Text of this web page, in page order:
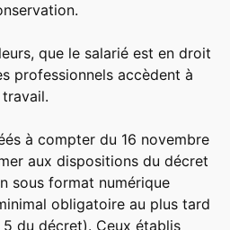
que le salarié est en droit
professionnels accèdent à
à compter du 16 novembre
aux dispositions du décret
sous format numérique
obligatoire au plus tard
du décret). Ceux établis